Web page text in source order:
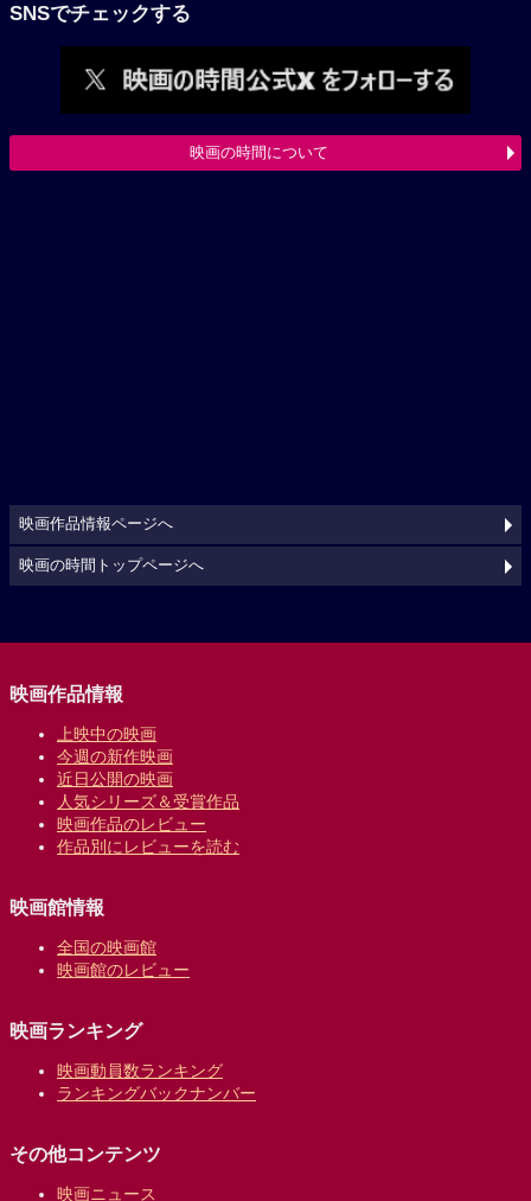
SNSでチェックする
映画の時間について
映画作品情報ページへ
映画の時間トップページへ
映画作品情報
上映中の映画
今週の新作映画
近日公開の映画
人気シリーズ＆受賞作品
映画作品のレビュー
作品別にレビューを読む
映画館情報
全国の映画館
映画館のレビュー
映画ランキング
映画動員数ランキング
ランキングバックナンバー
その他コンテンツ
映画ニュース